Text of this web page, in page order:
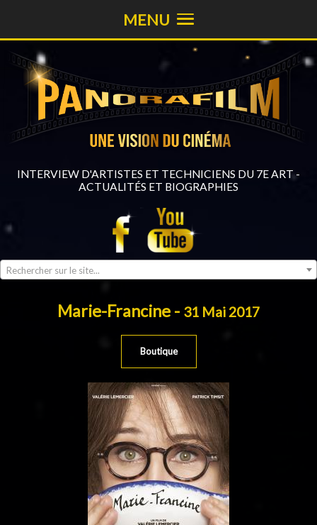
INTERVIEW D'ARTISTES ET TECHNICIENS DU 7E ART -
ACTUALITÉS ET BIOGRAPHIES
Rechercher sur le site...
MENU
Marie-Francine - 31 Mai 2017
Boutique